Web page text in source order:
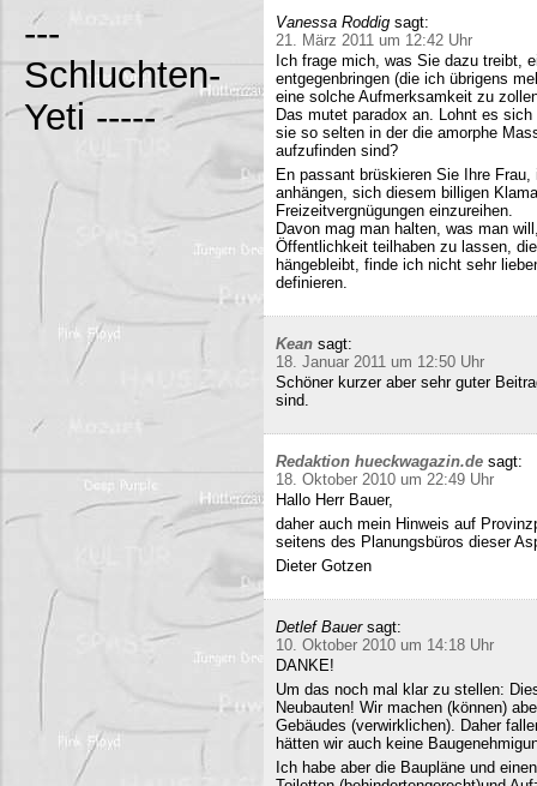
---
Schluchten-
Yeti -----
Vanessa Roddig sagt:
21. März 2011 um 12:42 Uhr
Ich frage mich, was Sie dazu treibt,
entgegenbringen (die ich übrigens
eine solche Aufmerksamkeit zu
Das mutet paradox an. Lohnt es
sie so selten in der die amorphe
aufzufinden sind?
En passant brüskieren Sie Ihre
anhängen, sich diesem billigen
Freizeitvergnügungen einzureihen.
Davon mag man halten, was man
Öffentlichkeit teilhaben zu lassen,
hängebleibt, finde ich nicht sehr
definieren.
Kean sagt:
18. Januar 2011 um 12:50 Uhr
Schöner kurzer aber sehr guter
sind.
Redaktion hueckwagazin.de sagt:
18. Oktober 2010 um 22:49 Uhr
Hallo Herr Bauer,
daher auch mein Hinweis auf
seitens des Planungsbüros dieser
Dieter Gotzen
Detlef Bauer sagt:
10. Oktober 2010 um 14:18 Uhr
DANKE!
Um das noch mal klar zu stellen:
Neubauten! Wir machen (können)
Gebäudes (verwirklichen). Daher
hätten wir auch keine
Ich habe aber die Baupläne und